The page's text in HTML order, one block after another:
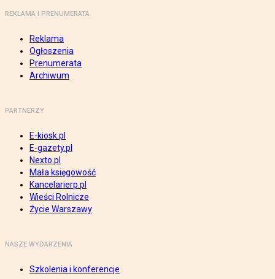
REKLAMA I PRENUMERATA
Reklama
Ogłoszenia
Prenumerata
Archiwum
PARTNERZY
E-kiosk.pl
E-gazety.pl
Nexto.pl
Mała księgowość
Kancelarierp.pl
Wieści Rolnicze
Życie Warszawy
NASZE WYDARZENIA
Szkolenia i konferencje